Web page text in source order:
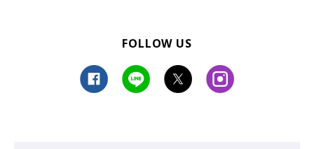
FOLLOW US